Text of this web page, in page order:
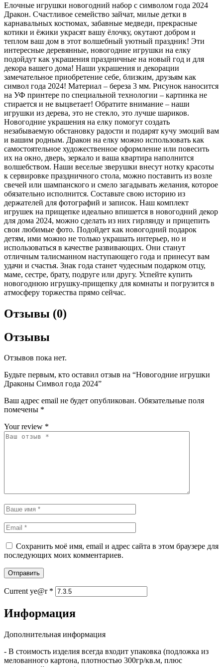
Елочные игрушки новогодний набор с символом года 2024
Дракон. Счастливое семейство зайчат, милые детки в
карнавальных костюмах, забавные медведи, прекрасные
котики и ёжики украсят вашу ёлочку, окутают добром и
теплом ваш дом в этот волшебный уютный праздник! Эти
интересные деревянные, новогодние игрушки на елку
подойдут как украшения праздничные на новый год и для
декора вашего дома! Наши украшения и декорации
замечательное приобретение себе, близким, друзьям как
символ года 2024! Материал – береза 3 мм. Рисунок наносится
на УФ принтере по специальной технологии – картинка не
стирается и не выцветает! Обратите внимание – наши
игрушки из дерева, это не стекло, это лучше шариков.
Новогодние украшения на елку помогут создать
незабываемую обстановку радости и подарят кучу эмоций вам
и вашим родным. Дракон на елку можно использовать как
самостоятельное художественное оформление или повесить
их на окно, дверь, зеркало и ваша квартира наполнится
волшебством. Наши веселые зверушки внесут нотку красоты
к сервировке праздничного стола, можно поставить из возле
свечей или шампанского и смело загадывать желания, которое
обязательно исполнится. Составьте свою историю из
держателей для фотографий и записок. Наш комплект
игрушек на прищепке идеально впишется в новогодний декор
для дома 2024, можно сделать из них гирлянду и прицепить
свои любимые фото. Подойдет как новогодний подарок
детям, ими можно не только украшать интерьер, но и
использоваться в качестве развивающих. Они станут
отличным талисманном наступающего года и принесут вам
удачи и счастья. Знак года станет чудесным подарком отцу,
маме, сестре, брату, подруге или другу. Успейте купить
новогоднюю игрушку-прищепку для комнаты и погрузится в
атмосферу торжества прямо сейчас.
Отзывы (0)
Отзывы
Отзывов пока нет.
Будьте первым, кто оставил отзыв на “Новогодние игрушки
Драконы Символ года 2024”
Ваш адрес email не будет опубликован. Обязательные поля
помечены *
Your review *
Сохранить моё имя, email и адрес сайта в этом браузере для
последующих моих комментариев.
Отправить
Current ye@r *
Информация
Дополнительная информация
- В стоимость изделия всегда входит упаковка (подложка из
мелованного картона, плотностью 300гр/кв.м, плюс